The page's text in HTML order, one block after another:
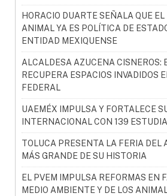
HORACIO DUARTE SEÑALA QUE
ANIMAL YA ES POLÍTICA DE
ENTIDAD MEXIQUENSE
ALCALDESA AZUCENA CISNEROS:
RECUPERA ESPACIOS INVADIDOS
FEDERAL
UAEMÉX IMPULSA Y FORTALECE
INTERNACIONAL CON 139
TOLUCA PRESENTA LA FERIA DEL
MÁS GRANDE DE SU HISTORIA
EL PVEM IMPULSA REFORMAS EN
MEDIO AMBIENTE Y DE LOS